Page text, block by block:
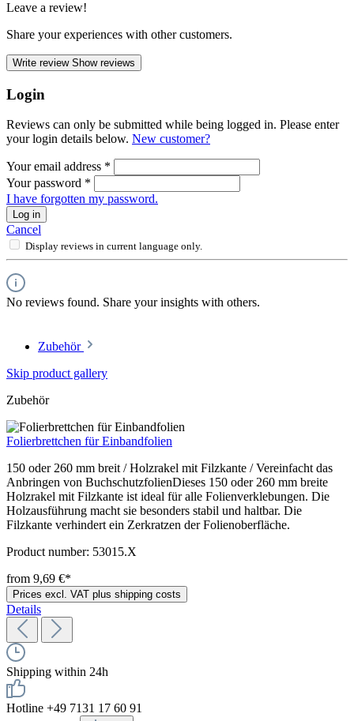
Leave a review!
Share your experiences with other customers.
Write review Show reviews
Login
Reviews can only be submitted while being logged in. Please enter
your login details below. New customer?
Your email address *
Your password *
I have forgotten my password.
Log in
Cancel
Display reviews in current language only.
No reviews found. Share your insights with others.
Zubehör
Skip product gallery
Zubehör
Folierbrettchen für Einbandfolien
150 oder 260 mm breit / Holzrakel mit Filzkante / Vereinfacht das
Anbringen von BuchschutzfolienDieses 150 oder 260 mm breite
Holzrakel mit Filzkante ist ideal für alle Folienverklebungen. Die
Holzausführung macht sie besonders stabil und haltbar. Die
Filzkante verhindert ein Zerkratzen der Folienoberfläche.
Product number: 53015.X
from 9,69 €*
Prices excl. VAT plus shipping costs
Details
Shipping within 24h
Hotline +49 7131 17 60 91